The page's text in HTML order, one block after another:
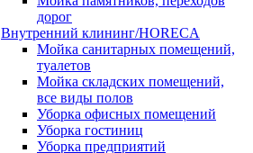
дорог
Внутренний клининг/HORECA
Мойка санитарных помещений,
туалетов
Мойка складских помещений,
все виды полов
Уборка офисных помещений
Уборка гостиниц
Уборка предприятий